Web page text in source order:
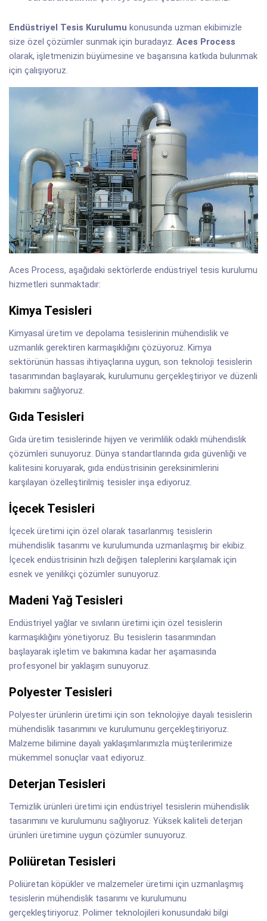
Endüstriyel Tesis Kurulumu konusunda uzman ekibimizle
size özel çözümler sunmak için buradayız. Aces Process
olarak, işletmenizin büyümesine ve başarısına katkıda bulunmak
için çalışıyoruz.
Aces Process, aşağıdaki sektörlerde endüstriyel tesis kurulumu
hizmetleri sunmaktadır:
Kimya Tesisleri
Kimyasal üretim ve depolama tesislerinin mühendislik ve
uzmanlık gerektiren karmaşıklığını çözüyoruz. Kimya
sektörünün hassas ihtiyaçlarına uygun, son teknoloji tesislerin
tasarımından başlayarak, kurulumunu gerçekleştiriyor ve düzenli
bakımını sağlıyoruz.
Gıda Tesisleri
Gıda üretim tesislerinde hijyen ve verimlilik odaklı mühendislik
çözümleri sunuyoruz. Dünya standartlarında gıda güvenliği ve
kalitesini koruyarak, gıda endüstrisinin gereksinimlerini
karşılayan özelleştirilmiş tesisler inşa ediyoruz.
İçecek Tesisleri
İçecek üretimi için özel olarak tasarlanmış tesislerin
mühendislik tasarımı ve kurulumunda uzmanlaşmış bir ekibiz.
İçecek endüstrisinin hızlı değişen taleplerini karşılamak için
esnek ve yenilikçi çözümler sunuyoruz.
Madeni Yağ Tesisleri
Endüstriyel yağlar ve sıvıların üretimi için özel tesislerin
karmaşıklığını yönetiyoruz. Bu tesislerin tasarımından
başlayarak işletim ve bakımına kadar her aşamasında
profesyonel bir yaklaşım sunuyoruz.
Polyester Tesisleri
Polyester ürünlerin üretimi için son teknolojiye dayalı tesislerin
mühendislik tasarımını ve kurulumunu gerçekleştiriyoruz.
Malzeme bilimine dayalı yaklaşımlarımızla müşterilerimize
mükemmel sonuçlar vaat ediyoruz.
Deterjan Tesisleri
Temizlik ürünleri üretimi için endüstriyel tesislerin mühendislik
tasarımını ve kurulumunu sağlıyoruz. Yüksek kaliteli deterjan
ürünleri üretimine uygun çözümler sunuyoruz.
Poliüretan Tesisleri
Poliüretan köpükler ve malzemeler üretimi için uzmanlaşmış
tesislerin mühendislik tasarımı ve kurulumunu
gerçekleştiriyoruz. Polimer teknolojileri konusundaki bilgi